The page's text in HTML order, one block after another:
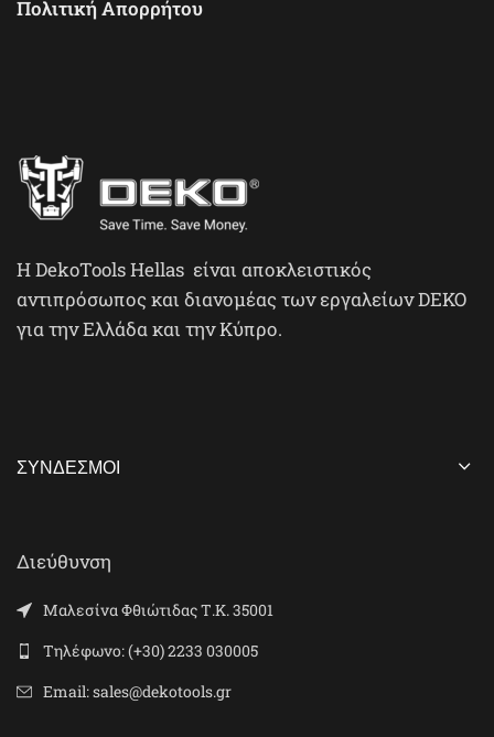
Πολιτική Απορρήτου
H DekoTools Hellas είναι αποκλειστικός
αντιπρόσωπος και διανομέας των εργαλείων DEKO
για την Ελλάδα και την Κύπρο.
ΣΎΝΔΕΣΜΟΙ
Διεύθυνση
Μαλεσίνα Φθιώτιδας Τ.Κ. 35001
Τηλέφωνο: (+30) 2233 030005
Email: sales@dekotools.gr